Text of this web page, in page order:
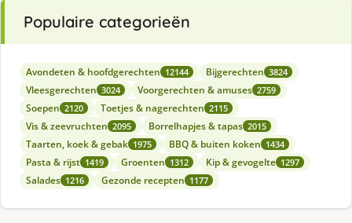
Populaire categorieën
Avondeten & hoofdgerechten 12144 Bijgerechten 3824
Vleesgerechten 3024 Voorgerechten & amuses 2759
Soepen 2120 Toetjes & nagerechten 2115
Vis & zeevruchten 2095 Borrelhapjes & tapas 2015
Taarten, koek & gebak 1975 BBQ & buiten koken 1434
Pasta & rijst 1419 Groenten 1312 Kip & gevogelte 1297
Salades 1216 Gezonde recepten 1177